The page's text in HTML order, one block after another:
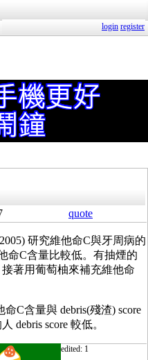
login register
quote
研究維他命C與牙周病的
命C含量比較低。有抽煙的
著用葡萄柚來補充維他命
C含量與 debris(殘渣) score
debris score 較低。
edited: 1